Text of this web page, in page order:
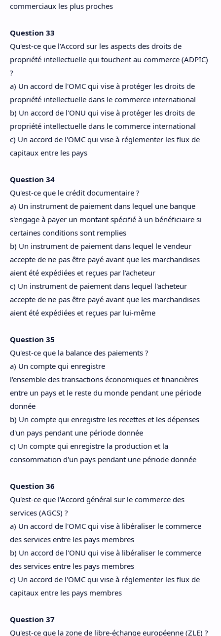
commerciaux les plus proches
Question 33
Qu'est-ce que l'Accord sur les aspects des droits de
propriété intellectuelle qui touchent au commerce (ADPIC)
?
a) Un accord de l'OMC qui vise à protéger les droits de
propriété intellectuelle dans le commerce international
b) Un accord de l'ONU qui vise à protéger les droits de
propriété intellectuelle dans le commerce international
c) Un accord de l'OMC qui vise à réglementer les flux de
capitaux entre les pays
Question 34
Qu'est-ce que le crédit documentaire ?
a) Un instrument de paiement dans lequel une banque
s'engage à payer un montant spécifié à un bénéficiaire si
certaines conditions sont remplies
b) Un instrument de paiement dans lequel le vendeur
accepte de ne pas être payé avant que les marchandises
aient été expédiées et reçues par l'acheteur
c) Un instrument de paiement dans lequel l'acheteur
accepte de ne pas être payé avant que les marchandises
aient été expédiées et reçues par lui-même
Question 35
Qu'est-ce que la balance des paiements ?
a) Un compte qui enregistre
l'ensemble des transactions économiques et financières
entre un pays et le reste du monde pendant une période
donnée
b) Un compte qui enregistre les recettes et les dépenses
d'un pays pendant une période donnée
c) Un compte qui enregistre la production et la
consommation d'un pays pendant une période donnée
Question 36
Qu'est-ce que l'Accord général sur le commerce des
services (AGCS) ?
a) Un accord de l'OMC qui vise à libéraliser le commerce
des services entre les pays membres
b) Un accord de l'ONU qui vise à libéraliser le commerce
des services entre les pays membres
c) Un accord de l'OMC qui vise à réglementer les flux de
capitaux entre les pays membres
Question 37
Qu'est-ce que la zone de libre-échange européenne (ZLE) ?